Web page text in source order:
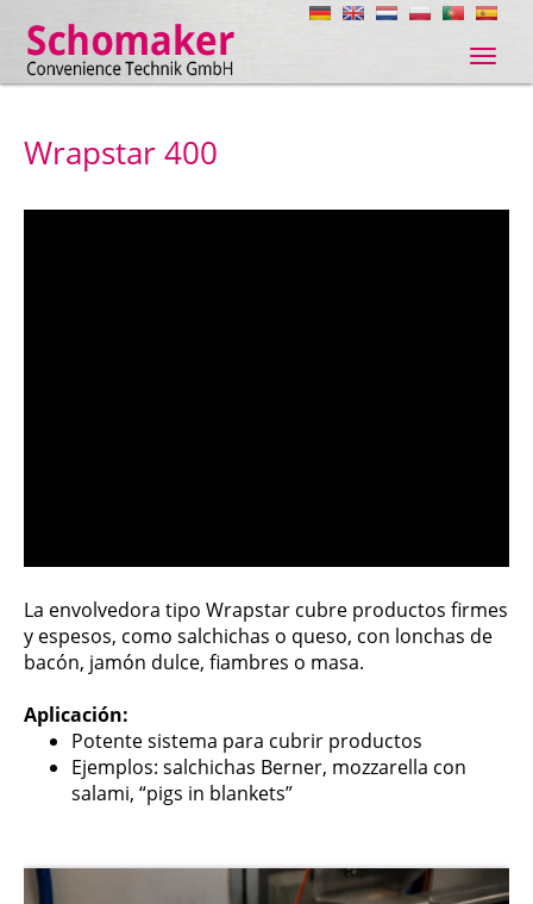
ein-/
Wrapstar 400
La envolvedora tipo Wrapstar cubre productos firmes
y espesos, como salchichas o queso, con lonchas de
bacón, jamón dulce, fiambres o masa.
Aplicación:
Potente sistema para cubrir productos
Ejemplos: salchichas Berner, mozzarella con
salami, “pigs in blankets”